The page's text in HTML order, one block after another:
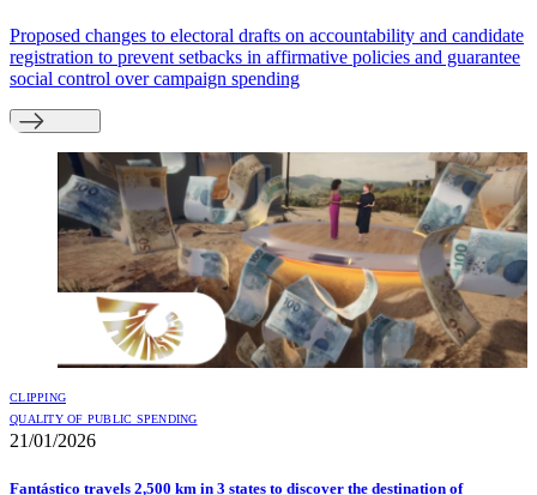
Proposed changes to electoral drafts on accountability and candidate
registration to prevent setbacks in affirmative policies and guarantee
social control over campaign spending
CLIPPING
QUALITY OF PUBLIC SPENDING
21/01/2026
Fantástico travels 2,500 km in 3 states to discover the destination of